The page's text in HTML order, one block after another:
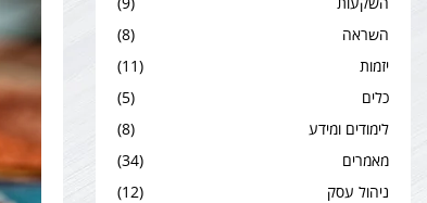
השראה
(8)
יזמות
(11)
כלים
(5)
לימודים ומידע
(8)
מאמרים
(34)
ניהול עסק
(12)